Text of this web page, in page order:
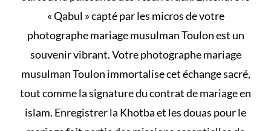
« Qabul » capté par les micros de votre
photographe mariage musulman Toulon est un
souvenir vibrant. Votre photographe mariage
musulman Toulon immortalise cet échange sacré,
tout comme la signature ducontrat de mariage en
islam. Enregistrer la Khotba et lesdouas pour le